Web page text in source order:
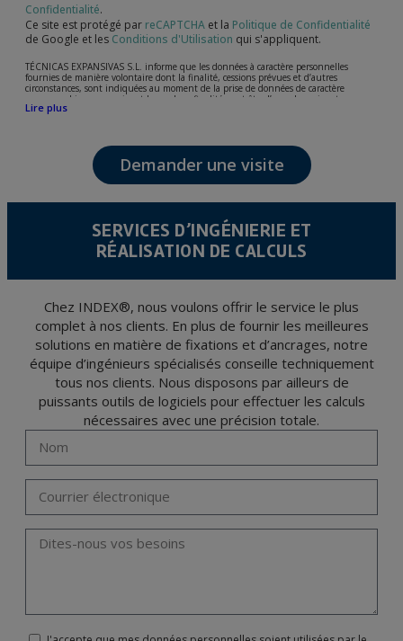
Confidentialité.
Ce site est protégé par reCAPTCHA et la Politique de Confidentialité
de Google et les Conditions d'Utilisation qui s'appliquent.
TÉCNICAS EXPANSIVAS S.L. informe que les données à caractère personnelles
fournies de manière volontaire dont la finalité, cessions prévues et d’autres
circonstances, sont indiquées au moment de la prise de données de caractère
personne, bien que, suivant le cas, leur finalité peut être l’une des suivantes,
l’attention de votre demande, litige ou requise, maintien de la relation établie, la
Les données de nos fichiers sont absolument confidentielles et seront traitées avec la
plus grande confidentialité et répondent à toutes les exigences prévues par la loi
15/1999 du 13 décembre sur la protection des données personnelles.
Il est recommandé de ne pas envoyer de données strictement personnelles,
conformément à la législation de Protection des données, telles que celles relatives à
la santé, ces donnée n'étant pas cryptées.
L’usager peut à tout moment exercer son droit d'accès, de rectification, d'annulation
et d'opposition en vertu des dispositions au Règlement Général sur la Protection des
votre pièce d’identité, à P.I. La Portalada II | c/ Segador 13, 26006 | Logroño (La
Lire plus
Demander une visite
SERVICES D’INGÉNIERIE ET
RÉALISATION DE CALCULS
Chez INDEX®, nous voulons offrir le service le plus
complet à nos clients. En plus de fournir les meilleures
solutions en matière de fixations et d’ancrages, notre
équipe d’ingénieurs spécialisés conseille techniquement
tous nos clients. Nous disposons par ailleurs de
puissants outils de logiciels pour effectuer les calculs
nécessaires avec une précision totale.